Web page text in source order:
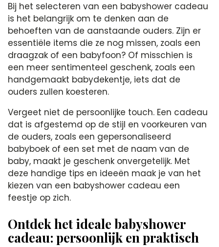
Bij het selecteren van een babyshower cadeau
is het belangrijk om te denken aan de
behoeften van de aanstaande ouders.​ Zijn er
essentiële items die ze nog missen, zoals een
draagzak of een babyfoon? Of misschien is
een meer sentimenteel geschenk, zoals een
handgemaakt babydekentje, iets dat de
ouders zullen koesteren.​
Vergeet niet de persoonlijke touch.​ Een cadeau
dat is afgestemd op de stijl en voorkeuren van
de ouders, zoals een gepersonaliseerd
babyboek of een set met de naam van de
baby, maakt je geschenk onvergetelijk.​ Met
deze handige tips en ideeën maak je van het
kiezen van een babyshower cadeau een
feestje op zich.​
Ontdek het ideale babyshower
cadeau: persoonlijk en praktisch